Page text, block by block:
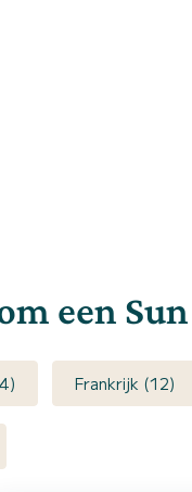
een
Frankrijk (12)